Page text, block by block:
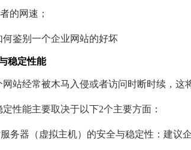
的网速；
稳定性能
网站经常被木马入侵或者访问时断时续，这
性能主要取决于以下2个主要方面：
务器（虚拟主机）的安全与稳定性：建议